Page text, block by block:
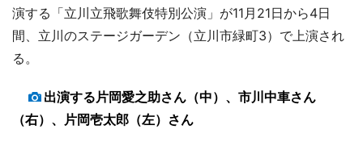
演する「立川立飛歌舞伎特別公演」が11月21日から4日
間、立川のステージガーデン（立川市緑町3）で上演され
る。
出演する片岡愛之助さん（中）、市川中車さん
（右）、片岡壱太郎（左）さん